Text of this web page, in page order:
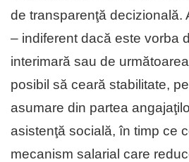
de transparenţă decizională.
– indiferent dacă este vorba
interimară sau de
posibil să ceară stabilitate,
asumare din partea
asistenţă socială, în timp ce
mecanism salarial care